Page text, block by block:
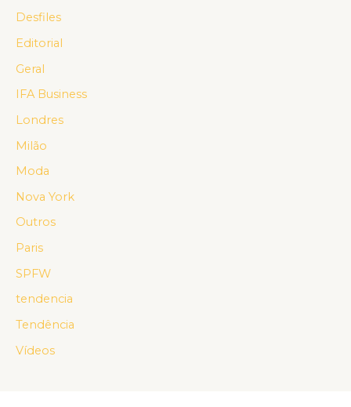
Desfiles
Editorial
Geral
IFA Business
Londres
Milão
Moda
Nova York
Outros
Paris
SPFW
tendencia
Tendência
Vídeos